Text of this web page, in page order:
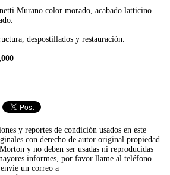
Murano color morado, acabado latticino.
despostillados y restauración.
y reportes de condición usados en este
con derecho de autor original propiedad
y no deben ser usadas ni reproducidas
informes, por favor llame al teléfono
un correo a